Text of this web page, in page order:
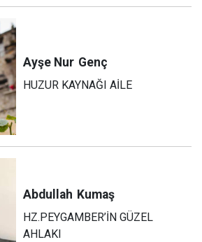
Ayşe Nur Genç
HUZUR KAYNAĞI AİLE
Abdullah Kumaş
HZ.PEYGAMBER’İN GÜZEL
AHLAKI